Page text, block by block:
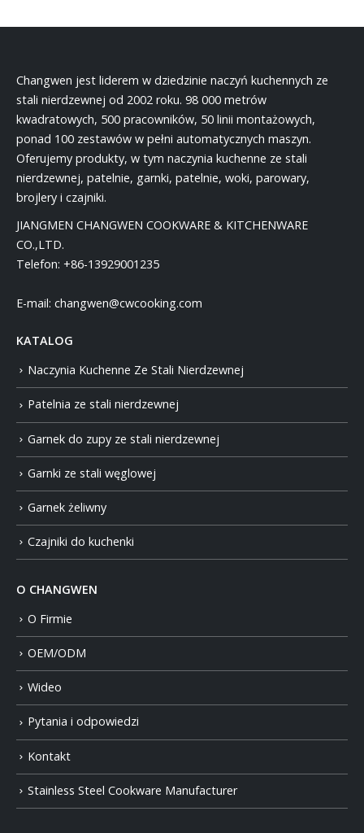
Changwen jest liderem w dziedzinie naczyń kuchennych ze
stali nierdzewnej od 2002 roku. 98 000 metrów
kwadratowych, 500 pracowników, 50 linii montażowych,
ponad 100 zestawów w pełni automatycznych maszyn.
Oferujemy produkty, w tym naczynia kuchenne ze stali
nierdzewnej, patelnie, garnki, patelnie, woki, parowary,
brojlery i czajniki.
JIANGMEN CHANGWEN COOKWARE & KITCHENWARE
CO.,LTD.
Telefon: +86-13929001235
E-mail: changwen@cwcooking.com
KATALOG
Naczynia Kuchenne Ze Stali Nierdzewnej
Patelnia ze stali nierdzewnej
Garnek do zupy ze stali nierdzewnej
Garnki ze stali węglowej
Garnek żeliwny
Czajniki do kuchenki
O CHANGWEN
O Firmie
OEM/ODM
Wideo
Pytania i odpowiedzi
Kontakt
Stainless Steel Cookware Manufacturer